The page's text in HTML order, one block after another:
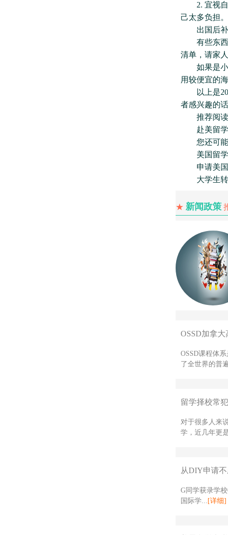
2. 宜视自
己太多负担。
出国后补
有些东西
清单，请家
如果是小
用较便宜的
以上是
者感兴趣的
推荐阅读
赴美留学
您还可能
美国留学
申请美国
大学生转
★ 新闻政策
OSSD加拿
OSSD课程体
了全世界的普
留学择校常
对于很多人来
学，近几年更
从DIY申请
G同学获录学
国际学... [详细]